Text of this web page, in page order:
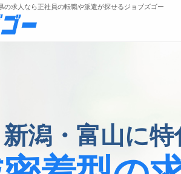
探す
転職支
転職ノ
ど)
転職・
の求人なら正社員の転職や派遣が探せるジョブズゴー
潟・富山に特